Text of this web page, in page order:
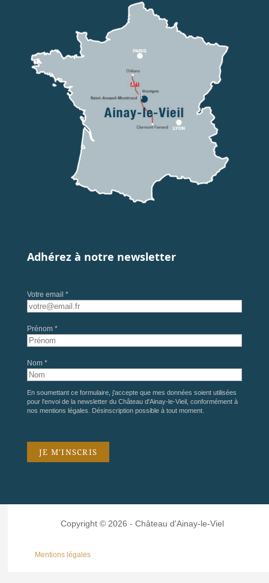
Adhérez à notre newsletter
Votre email *
Prénom *
Nom *
En soumettant ce formulaire, j'accepte que mes données soient utilisées
pour l'envoi de la newsletter du Château d'Ainay-le-Vieil, conformément à
nos mentions légales . Désinscription possible à tout moment.
Copyright © 2026 - Château d'Ainay-le-Viel
Mentions légales